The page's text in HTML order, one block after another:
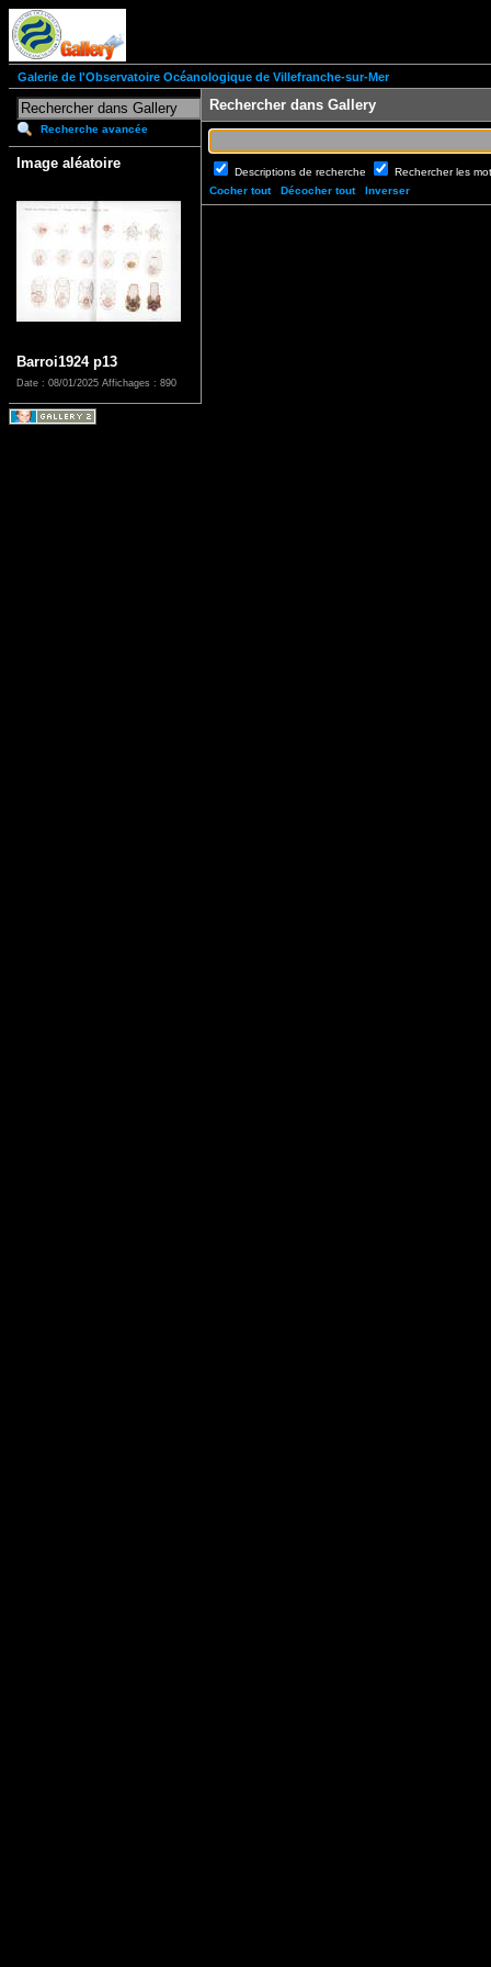
Galerie de l'Observatoire Océanologique de Villefranche-sur-Mer
Recherche avancée
Image aléatoire
Barroi1924 p13
Date : 08/01/2025 Affichages : 890
Rechercher dans Gallery
Descriptions de recherche
Rechercher les
Cocher tout
Décocher tout Inverser